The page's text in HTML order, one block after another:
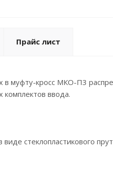
Прайс лист
муфту-кросс МКО-П3
комплектов ввода.
стеклопластикового